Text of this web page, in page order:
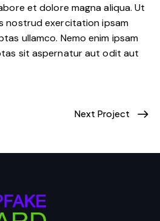
et dolore magna aliqua. Ut
nostrud exercitation ipsam
ullamco. Nemo enim ipsam
sit aspernatur aut odit aut
Next Project